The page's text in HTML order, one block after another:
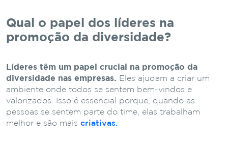
Qual o papel dos líderes na
promoção da diversidade?
Líderes têm um papel crucial na promoção da
diversidade nas empresas. Eles ajudam a criar um
ambiente onde todos se sentem bem-vindos e
valorizados. Isso é essencial porque, quando as
pessoas se sentem parte do time, elas trabalham
melhor e são mais criativas.